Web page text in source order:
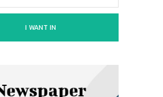
I WANT IN